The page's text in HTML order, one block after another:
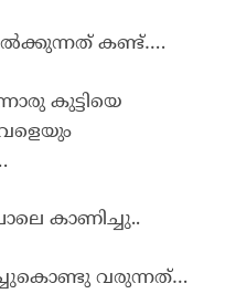
കണ്ട്….
കുട്ടിയെ
കാണിച്ചു..
വരുന്നത്…